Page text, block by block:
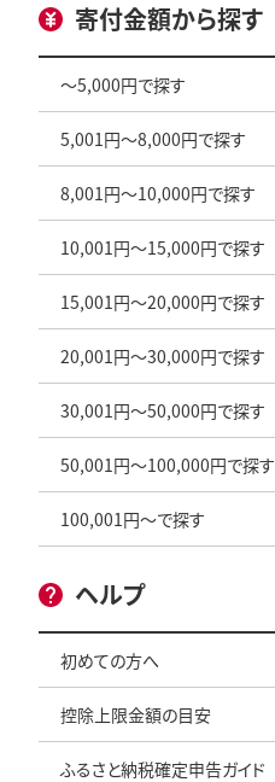
寄付金額から探す
～5,000円で探す
5,001円～8,000円で探す
8,001円～10,000円で探す
10,001円～15,000円で探す
15,001円～20,000円で探す
20,001円～30,000円で探す
30,001円～50,000円で探す
50,001円～100,000円で探す
100,001円～で探す
ヘルプ
初めての方へ
控除上限金額の目安
ふるさと納税確定申告ガイド